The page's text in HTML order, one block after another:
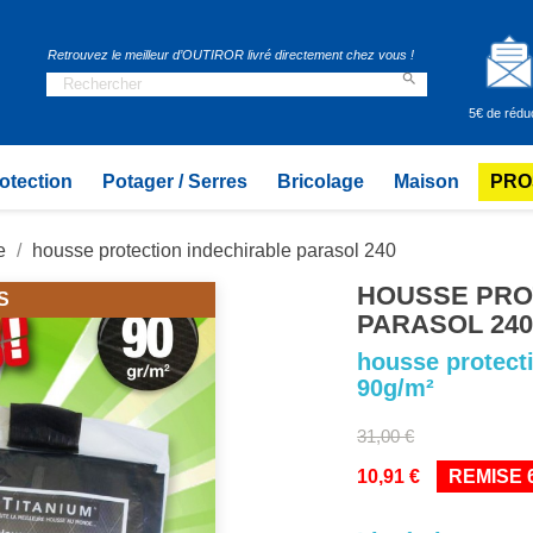
Retrouvez le meilleur d’OUTIROR livré directement chez vous !

5€ de
Potager / Serres Bricolage Maison
housse protection indechirable parasol 240
HOUSSE
PARASOL 240
housse
90g/m²
31,00 €
10,91 €
REMISE